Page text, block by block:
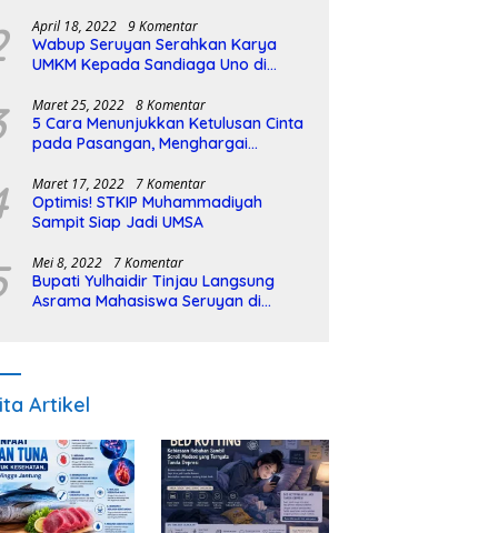
April 18, 2022 9 Komentar
Wabup Seruyan Serahkan Karya
UMKM Kepada Sandiaga Uno di
Maret 25, 2022 8 Komentar
5 Cara Menunjukkan Ketulusan Cinta
pada Pasangan, Menghargai
Maret 17, 2022 7 Komentar
Optimis! STKIP Muhammadiyah
Sampit Siap Jadi UMSA
Mei 8, 2022 7 Komentar
Bupati Yulhaidir Tinjau Langsung
Asrama Mahasiswa Seruyan di
Artikel